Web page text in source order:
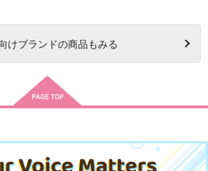
けブランドの商品もみる